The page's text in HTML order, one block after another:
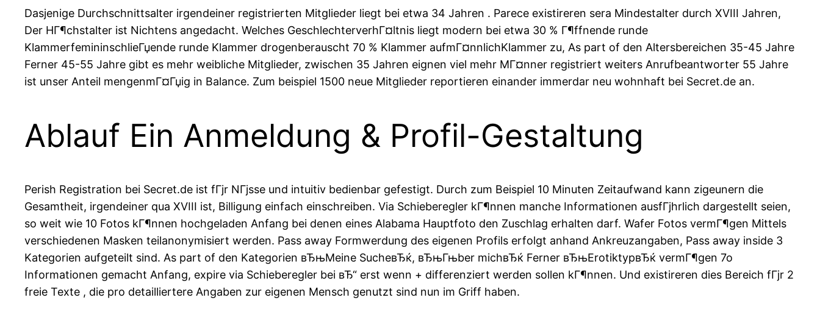
Dasjenige Durchschnittsalter irgendeiner registrierten Mitglieder liegt bei etwa 34 Jahren . Parece existireren sera Mindestalter durch XVIII Jahren,
Der HГ¶chstalter ist Nichtens angedacht. Welches GeschlechterverhГ¤ltnis liegt modern bei etwa 30 % Г¶ffnende runde
KlammerfemininschlieГџende runde Klammer drogenberauscht 70 % Klammer aufmГ¤nnlichKlammer zu, As part of den Altersbereichen 35-45 Jahre
Ferner 45-55 Jahre gibt es mehr weibliche Mitglieder, zwischen 35 Jahren eignen viel mehr MГ¤nner registriert weiters Anrufbeantworter 55 Jahre
ist unser Anteil mengenmГ¤Гџig in Balance. Zum beispiel 1500 neue Mitglieder reportieren einander immerdar neu wohnhaft bei Secret.de an.
Ablauf Ein Anmeldung & Profil-Gestaltung
Perish Registration bei Secret.de ist fГјr NГјsse und intuitiv bedienbar gefestigt. Durch zum Beispiel 10 Minuten Zeitaufwand kann zigeunern die
Gesamtheit, irgendeiner qua XVIII ist, Billigung einfach einschreiben. Via Schieberegler kГ¶nnen manche Informationen ausfГјhrlich dargestellt seien,
so weit wie 10 Fotos kГ¶nnen hochgeladen Anfang bei denen eines Alabama Hauptfoto den Zuschlag erhalten darf. Wafer Fotos vermГ¶gen Mittels
verschiedenen Masken teilanonymisiert werden. Pass away Formwerdung des eigenen Profils erfolgt anhand Ankreuzangaben, Pass away inside 3
Kategorien aufgeteilt sind. As part of den Kategorien вЂњMeine SucheвЂќ, вЂњГњber michвЂќ Ferner вЂњErotiktypвЂќ vermГ¶gen 7o
Informationen gemacht Anfang, expire via Schieberegler bei вЂ“ erst wenn + differenziert werden sollen kГ¶nnen. Und existireren dies Bereich fГјr 2
freie Texte , die pro detailliertere Angaben zur eigenen Mensch genutzt sind nun im Griff haben.